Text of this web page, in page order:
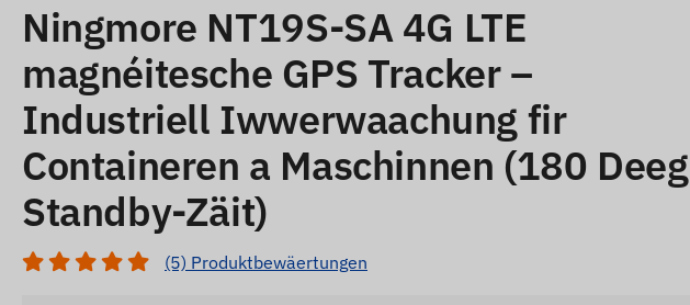
Ningmore NT19S-SA 4G LTE
magnéitesche GPS Tracker –
Industriell Iwwerwaachung fir
Containeren a Maschinnen (180 Deeg
Standby-Zäit)
(5) Produktbewäertungen